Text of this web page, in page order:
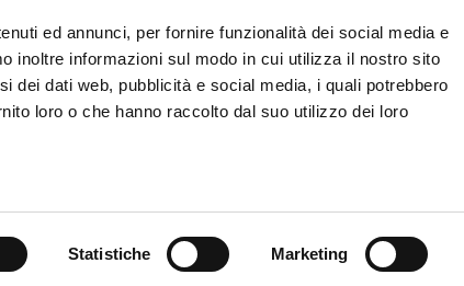
ed annunci, per fornire funzionalità dei social media e
inoltre informazioni sul modo in cui utilizza il nostro sito
dei dati web, pubblicità e social media, i quali potrebbero
loro o che hanno raccolto dal suo utilizzo dei loro
Statistiche Marketing